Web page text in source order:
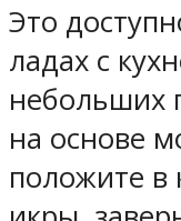
Это
ладах с
небольших
на основе
положите